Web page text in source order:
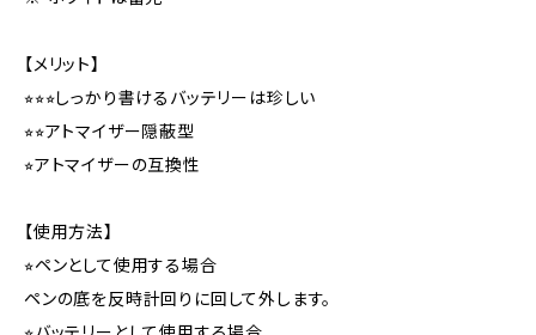
【メリット】
⭐︎⭐︎⭐︎しっかり書けるバッテリーは珍しい
⭐︎⭐︎アトマイザー隠蔽型
⭐︎アトマイザーの互換性
【使用方法】
⭐︎ペンとして使用する場合
ペンの底を反時計回りに回して外します。